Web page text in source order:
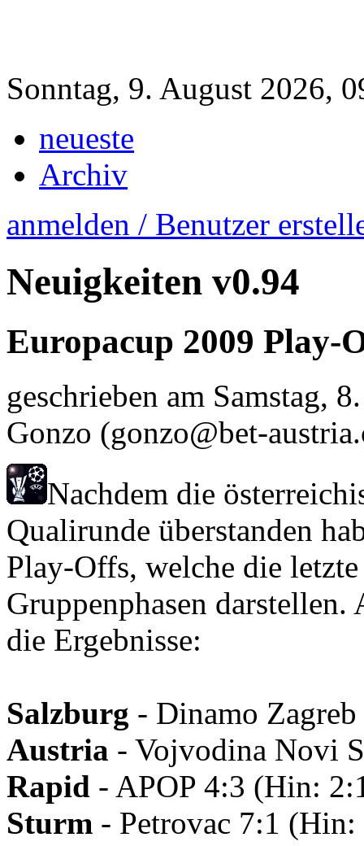
Sonntag, 9. August 2026,
neueste
Archiv
anmelden / Benutzer
Neuigkeiten v0.94
Europacup 2009 Play-
geschrieben am Samstag,
Gonzo (gonzo@bet-
Nachdem die
Qualirunde überstanden
Play-Offs, welche die
Gruppenphasen darstellen.
die Ergebnisse:
Salzburg - Dinamo
Austria - Vojvodina Novi
Rapid - APOP 4:3 (Hin:
Sturm - Petrovac 7:1